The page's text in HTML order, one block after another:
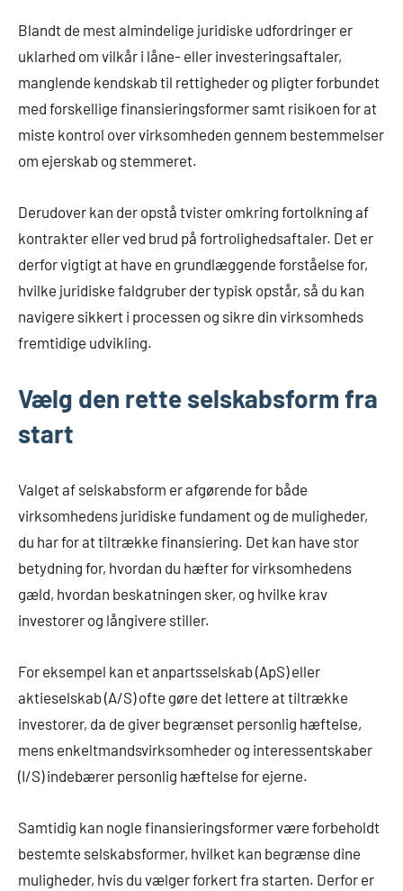
Blandt de mest almindelige juridiske udfordringer er
uklarhed om vilkår i låne- eller investeringsaftaler,
manglende kendskab til rettigheder og pligter forbundet
med forskellige finansieringsformer samt risikoen for at
miste kontrol over virksomheden gennem bestemmelser
om ejerskab og stemmeret.
Derudover kan der opstå tvister omkring fortolkning af
kontrakter eller ved brud på fortrolighedsaftaler. Det er
derfor vigtigt at have en grundlæggende forståelse for,
hvilke juridiske faldgruber der typisk opstår, så du kan
navigere sikkert i processen og sikre din virksomheds
fremtidige udvikling.
Vælg den rette selskabsform fra
start
Valget af selskabsform er afgørende for både
virksomhedens juridiske fundament og de muligheder,
du har for at tiltrække finansiering. Det kan have stor
betydning for, hvordan du hæfter for virksomhedens
gæld, hvordan beskatningen sker, og hvilke krav
investorer og långivere stiller.
For eksempel kan et anpartsselskab (ApS) eller
aktieselskab (A/S) ofte gøre det lettere at tiltrække
investorer, da de giver begrænset personlig hæftelse,
mens enkeltmandsvirksomheder og interessentskaber
(I/S) indebærer personlig hæftelse for ejerne.
Samtidig kan nogle finansieringsformer være forbeholdt
bestemte selskabsformer, hvilket kan begrænse dine
muligheder, hvis du vælger forkert fra starten. Derfor er